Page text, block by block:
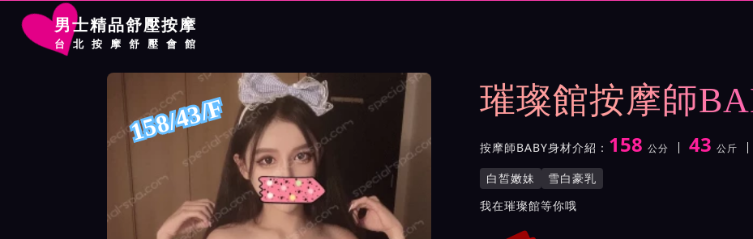
男士精品舒壓按摩
台北按摩舒壓會館
璀璨館按摩師BABY詳細介紹
璀璨館按摩師
按摩師BABY身材介紹： 身高
158 公分
體重 43 公斤
罩杯
按摩師BABY服務風格與特色
白皙嫩妹 雪白豪乳
按摩師BABY所屬按摩會館介紹
我在璀璨館等你哦
璀璨館按摩師BABY照片展示與影片介紹及客戶評價截屏
158/43/F